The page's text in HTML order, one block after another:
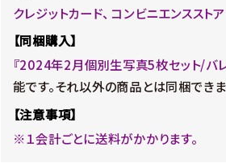
クレジットカード、 コンビニエンスストア
【同梱購入】
『2024年2月個別生写真5枚セット/バレ
能です。それ以外の商品とは同梱できま
【注意事項】
※１会計ごとに送料がかかります。